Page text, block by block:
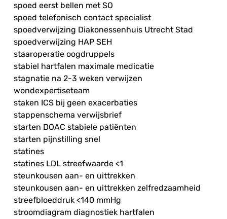
spoed eerst bellen met SO
spoed telefonisch contact specialist
spoedverwijzing Diakonessenhuis Utrecht Stad
spoedverwijzing HAP SEH
staaroperatie oogdruppels
stabiel hartfalen maximale medicatie
stagnatie na 2-3 weken verwijzen
wondexpertiseteam
staken ICS bij geen exacerbaties
stappenschema verwijsbrief
starten DOAC stabiele patiënten
starten pijnstilling snel
statines
statines LDL streefwaarde <1
steunkousen aan- en uittrekken
steunkousen aan- en uittrekken zelfredzaamheid
streefbloeddruk <140 mmHg
stroomdiagram diagnostiek hartfalen